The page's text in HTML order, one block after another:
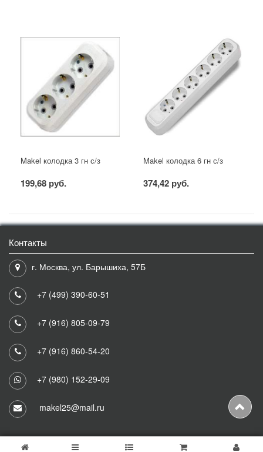
Makel колодка 3 гн с/з
199,68 руб.
Makel колодка 6 гн с/з
374,42 руб.
Контакты
г. Москва, ул. Барышиха, 57Б
+7 (499) 390-60-51
+7 (916) 805-09-79
+7 (916) 860-54-20
+7 (980) 152-29-09
makel25@mail.ru